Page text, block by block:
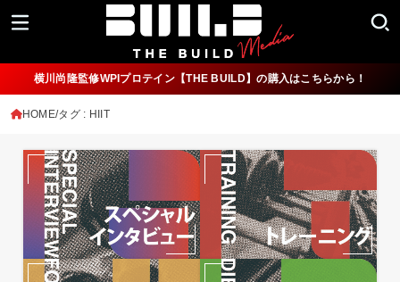
横川尚隆監修WPIプロテイン【THE BUILD】の購入はこちらから！
HOME タグ : HIIT